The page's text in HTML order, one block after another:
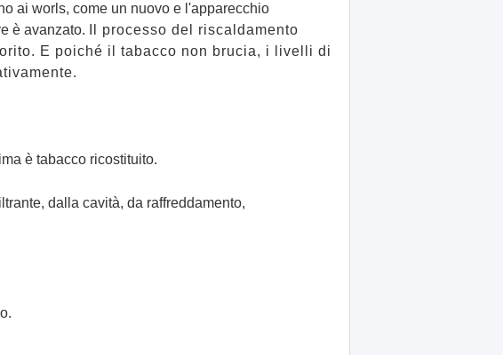
ai worls, come un nuovo e l'apparecchio
è avanzato.
Il processo del riscaldamento
E poiché il tabacco non brucia, i livelli di
è tabacco ricostituito.
dalla cavità, da raffreddamento,